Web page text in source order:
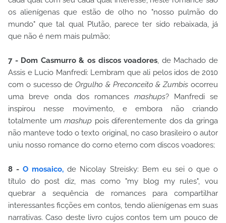
os alienígenas que estão de olho no "nosso pulmão do
mundo" que tal qual Plutão, parece ter sido rebaixada, já
que não é nem mais pulmão;
7 - Dom Casmurro & os discos voadores, de Machado de
Assis e Lucio Manfredi: Lembram que ali pelos idos de 2010
com o sucesso deOrgulho & Preconceito & Zumbis ocorreu
uma breve onda dos romances mashups? Manfredi se
inspirou nesse movimento, e embora não criando
totalmente ummashup pois diferentemente dos da gringa
não manteve todo o texto original, no caso brasileiro o autor
uniu nosso romance do corno eterno com discos voadores;
8 - O mosaico, de Nicolay Streisky: Bem eu sei o que o
título do post diz, mas como "my blog my rules", vou
quebrar a sequência de romances para compartilhar
interessantes ficções em contos, tendo alienígenas em suas
narrativas. Caso deste livro cujos contos tem um pouco de